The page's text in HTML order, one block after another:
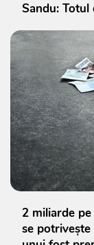
Sandu:
2 miliarde
se